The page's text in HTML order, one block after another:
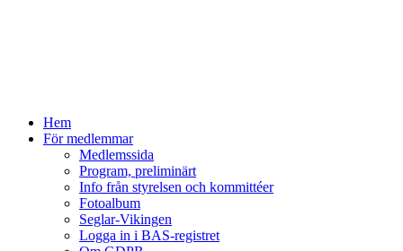
Hem
För medlemmar
Medlemssida
Program, preliminärt
Info från styrelsen och kommittéer
Fotoalbum
Seglar-Vikingen
Logga in i BAS-registret